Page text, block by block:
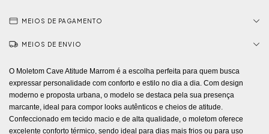
MEIOS DE PAGAMENTO
MEIOS DE ENVIO
O Moletom Cave Atitude Marrom é a escolha perfeita para quem busca
expressar personalidade com conforto e estilo no dia a dia. Com design
moderno e proposta urbana, o modelo se destaca pela sua presença
marcante, ideal para compor looks autênticos e cheios de atitude.
Confeccionado em tecido macio e de alta qualidade, o moletom oferece
excelente conforto térmico, sendo ideal para dias mais frios ou para uso